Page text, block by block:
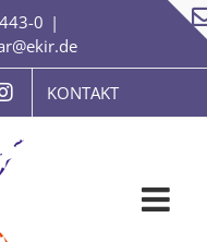
0 |
KONTAKT